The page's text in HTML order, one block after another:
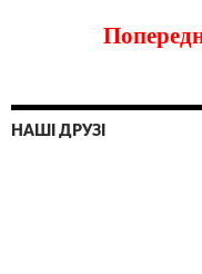
НАШІ ДРУЗІ